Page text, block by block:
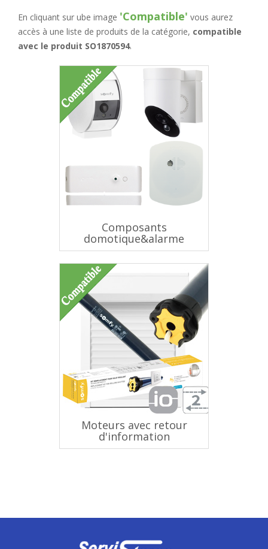
En cliquant sur ube image 'Compatible' vous aurez
accès à une liste de produits de la catégorie, compatible
avec le produit SO1870594.
Composants
domotique&alarme
Moteurs avec retour
d'information